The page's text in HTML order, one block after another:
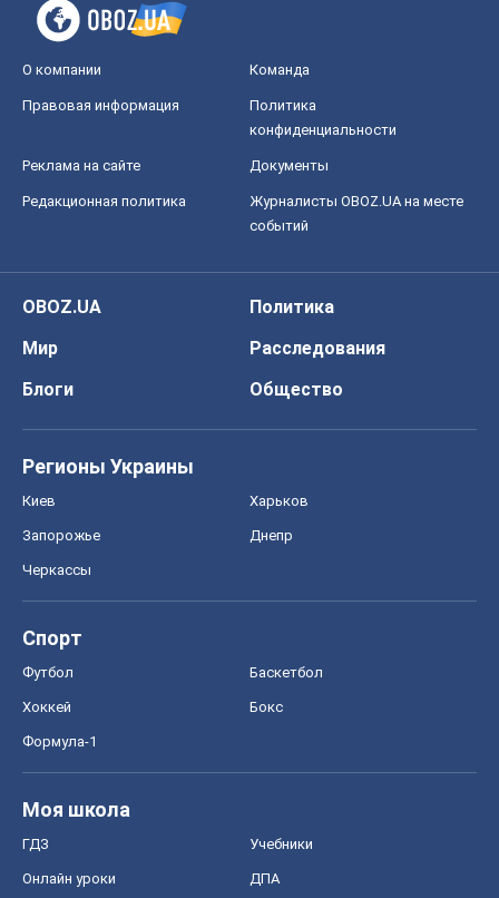
О компании Команда
Правовая информация
Политика
конфиденциальности
Реклама на сайте Документы
Редакционная политика
Журналисты OBOZ.UA на месте
событий
OBOZ.UA
Политика
Мир
Расследования
Блоги
Общество
Регионы Украины
Киев Харьков
Запорожье Днепр
Черкассы
Спорт
Футбол Баскетбол
Хоккей Бокс
Формула-1
Моя школа
ГДЗ Учебники
Онлайн уроки ДПА